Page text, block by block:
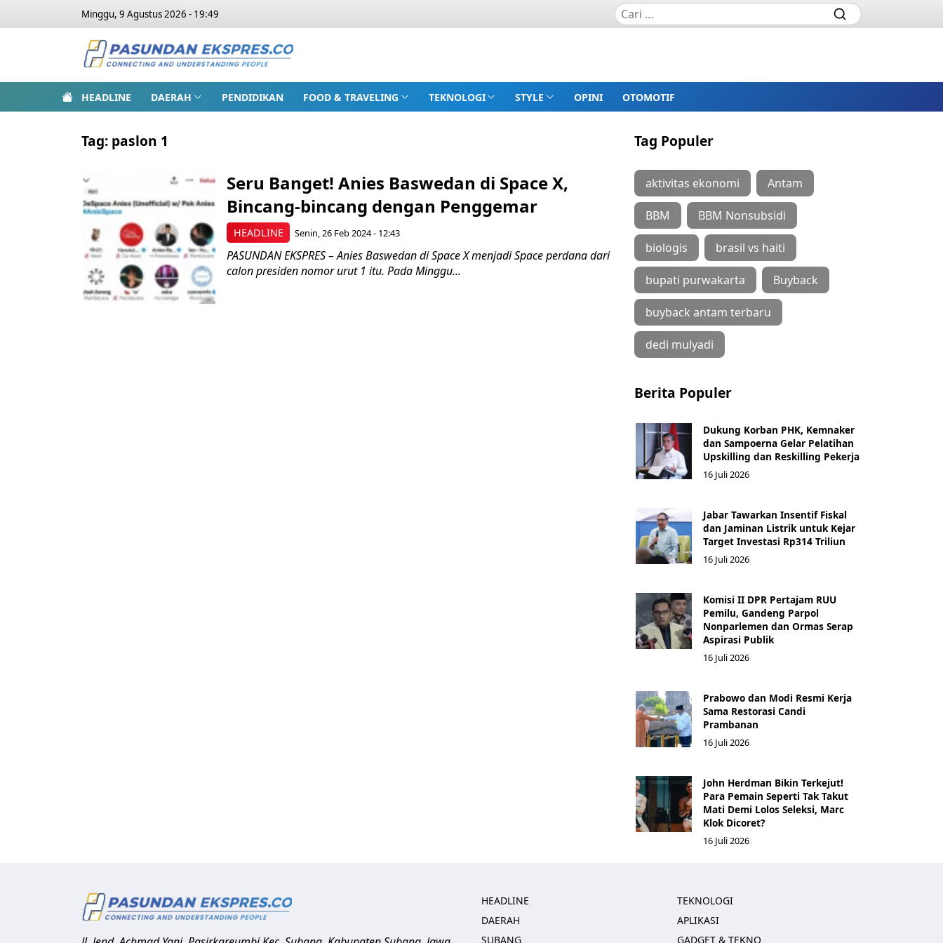
Minggu, 9 Agustus 2026 - 19:49
HEADLINE DAERAH PENDIDIKAN FOOD & TRAVELING TEKNOLOGI STYLE OPINI OTOMOTIF
Tag: paslon 1
HEADLINE
Seru Banget! Anies Baswedan di Space X,
Bincang-bincang dengan Penggemar
Senin, 26 Feb 2024 - 12:43
PASUNDAN EKSPRES – Anies Baswedan di Space X menjadi Space perdana dari
calon presiden nomor urut 1 itu. Pada Minggu...
Tag Populer
aktivitas ekonomi Antam
BBM BBM Nonsubsidi
biologis brasil vs haiti
bupati purwakarta Buyback
buyback antam terbaru
dedi mulyadi
Berita Populer
Dukung Korban PHK, Kemnaker
dan Sampoerna Gelar Pelatihan
Upskilling dan Reskilling Pekerja
16 Juli 2026
Jabar Tawarkan Insentif Fiskal
dan Jaminan Listrik untuk Kejar
Target Investasi Rp314 Triliun
16 Juli 2026
Komisi II DPR Pertajam RUU
Pemilu, Gandeng Parpol
Nonparlemen dan Ormas Serap
Aspirasi Publik
16 Juli 2026
Prabowo dan Modi Resmi Kerja
Sama Restorasi Candi
Prambanan
16 Juli 2026
John Herdman Bikin Terkejut!
Para Pemain Seperti Tak Takut
Mati Demi Lolos Seleksi, Marc
Klok Dicoret?
16 Juli 2026
HEADLINE
DAERAH
SUBANG
TEKNOLOGI
APLIKASI
GADGET & TEKNO